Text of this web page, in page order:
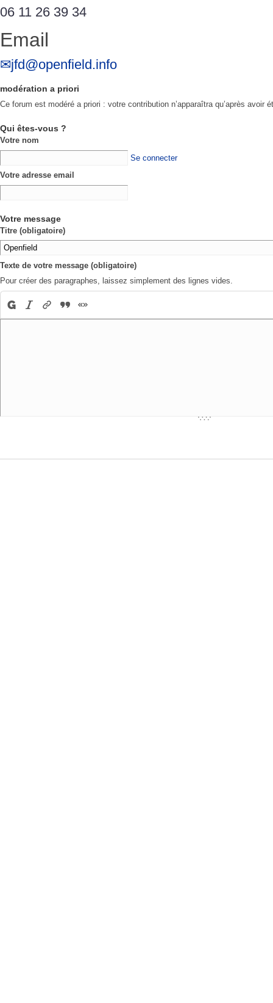
06 11 26 39 34
Email
jfd@openfield.info
modération a priori
Ce forum est modéré a priori : votre contribution n’apparaîtra qu’après avoir
Qui êtes-vous ?
Votre nom
Se connecter
Votre adresse email
Votre message
Titre (obligatoire)
Texte de votre message (obligatoire)
Pour créer des paragraphes, laissez simplement des lignes vides.